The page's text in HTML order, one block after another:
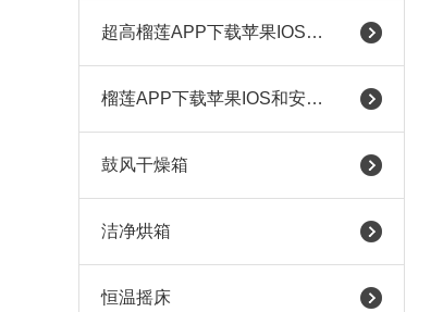
超高榴莲APP下载苹果IOS和安卓
榴莲APP下载苹果IOS和安卓（耐腐蚀）
鼓风干燥箱
洁净烘箱
恒温摇床